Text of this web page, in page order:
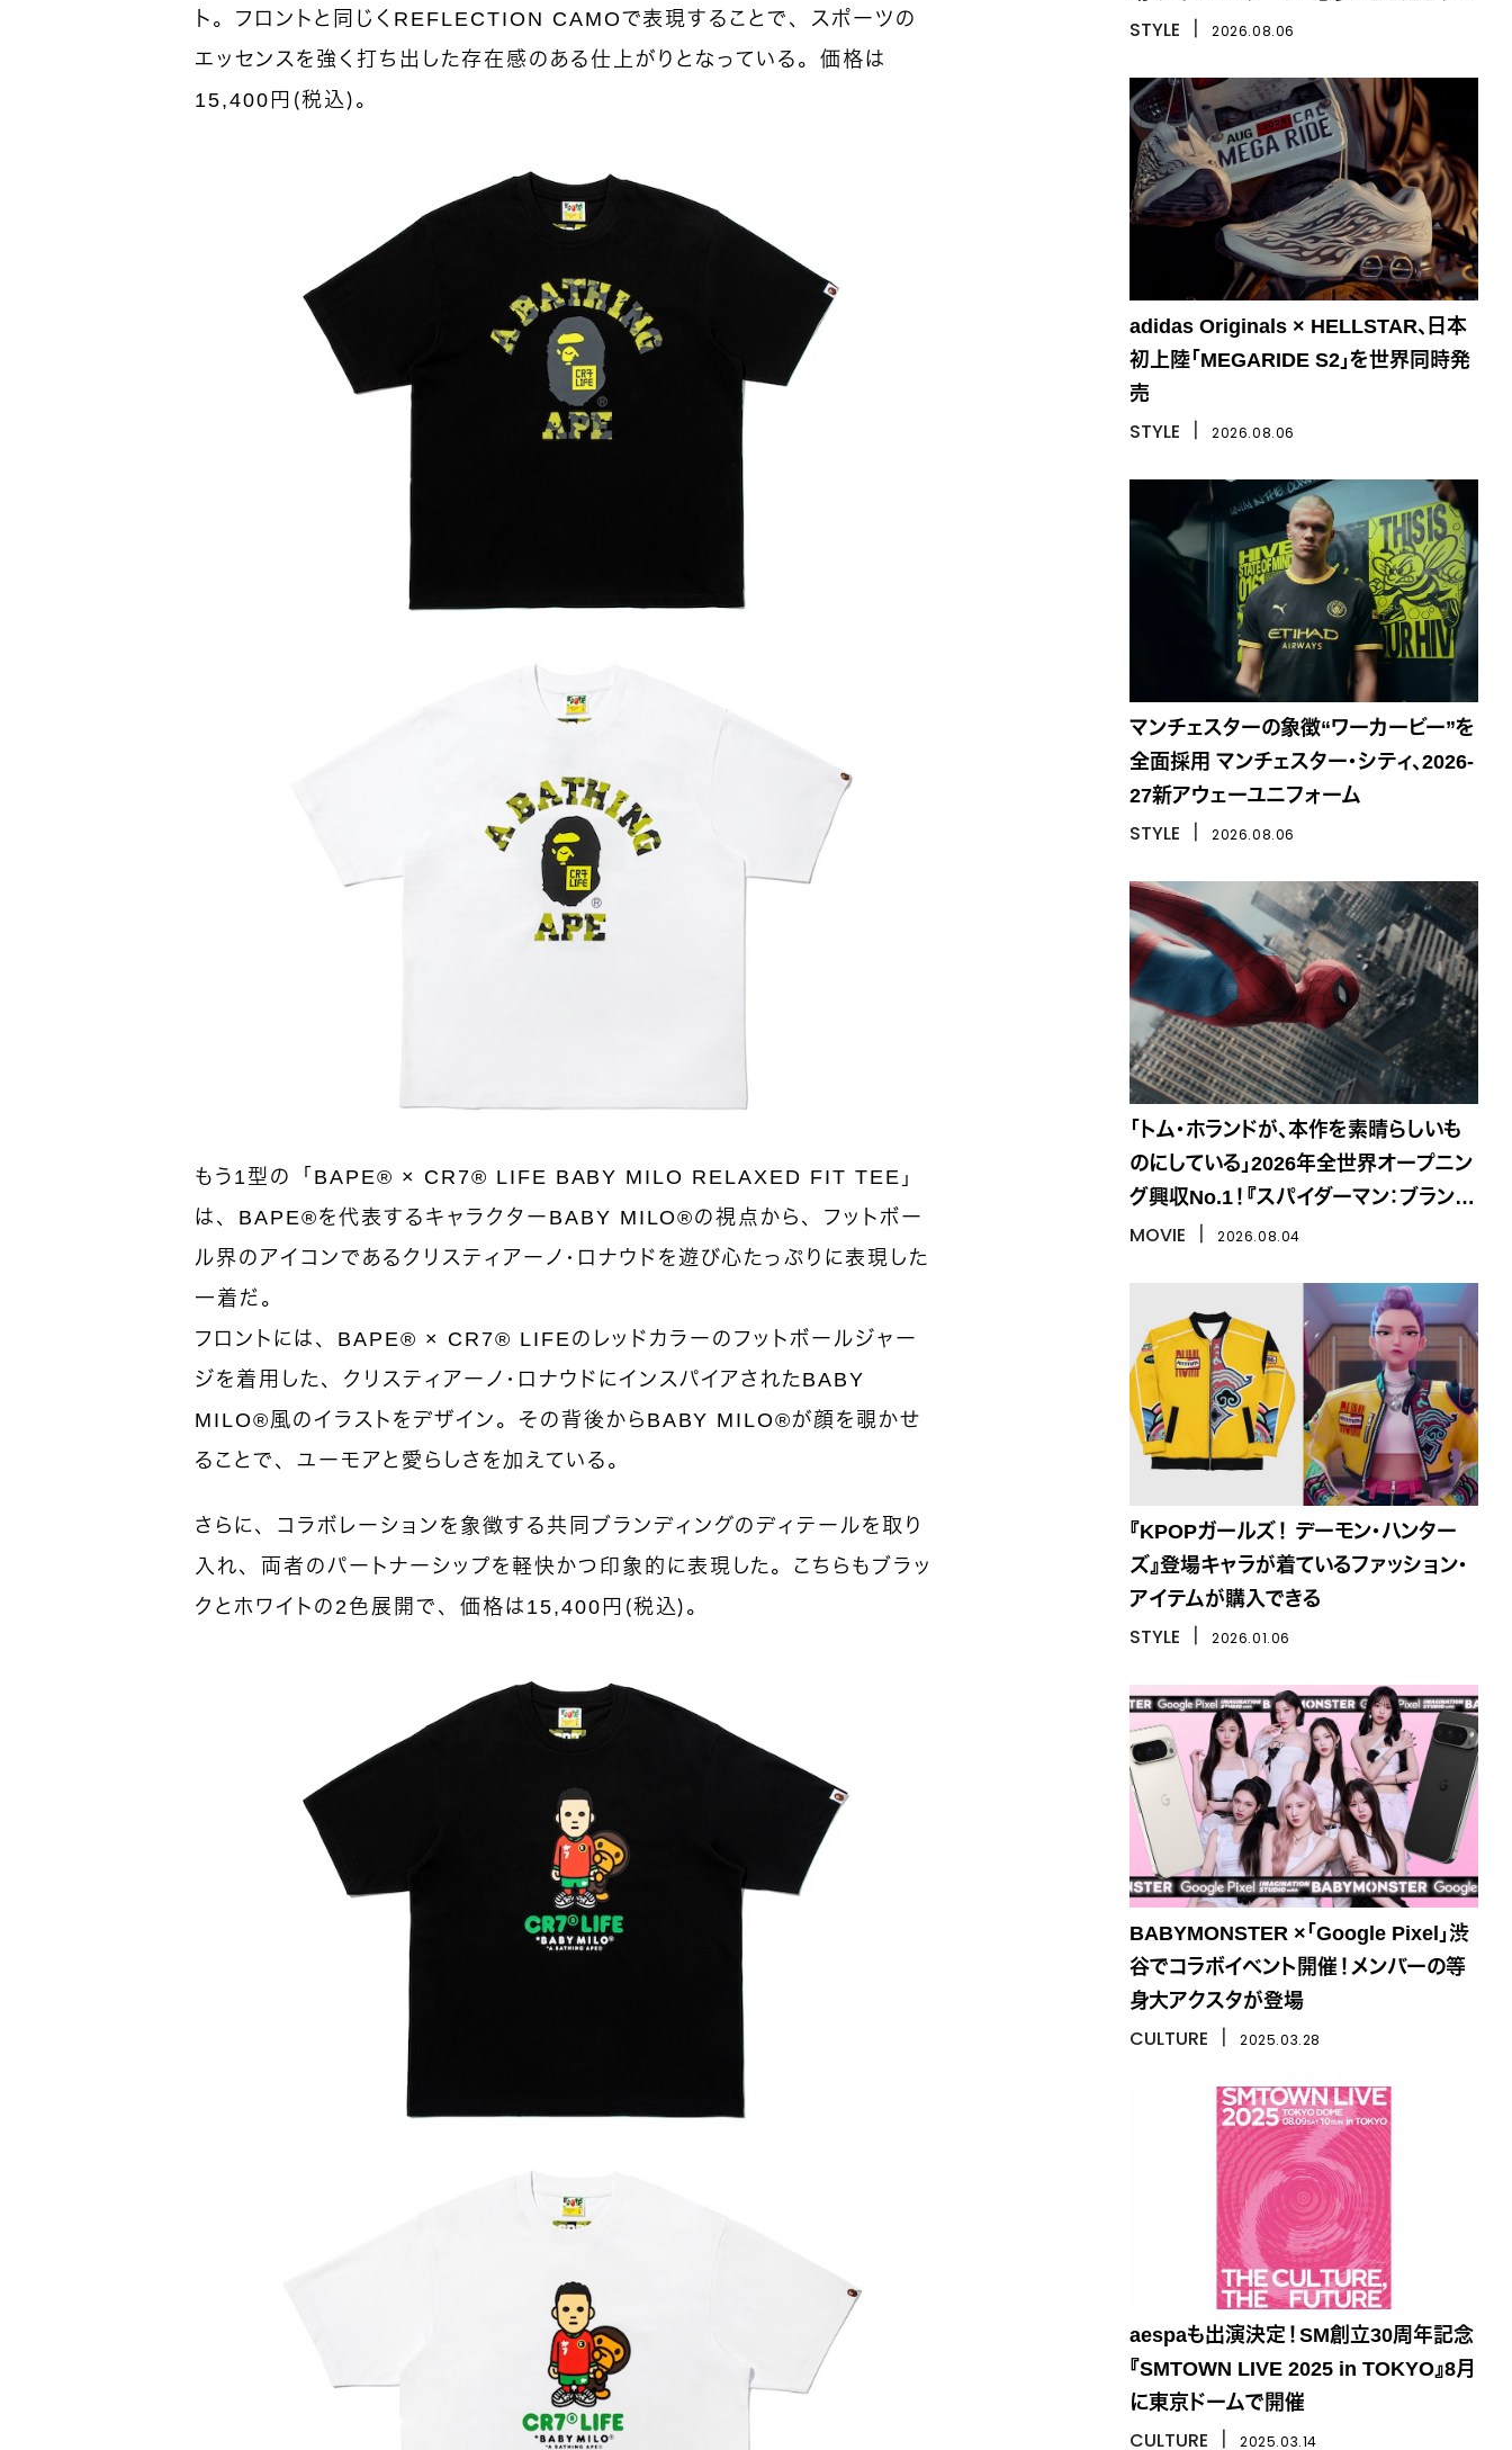
ト。フロントと同じくREFLECTION CAMOで表現することで、スポーツの
エッセンスを強く打ち出した存在感のある仕上がりとなっている。価格は
15,400円（税込）。
もう1型の「BAPE® × CR7® LIFE BABY MILO RELAXED FIT TEE」
は、BAPE®を代表するキャラクターBABY MILO®の視点から、フットボー
ル界のアイコンであるクリスティアーノ・ロナウドを遊び心たっぷりに表現した
一着だ。
フロントには、BAPE® × CR7® LIFEのレッドカラーのフットボールジャー
ジを着用した、クリスティアーノ・ロナウドにインスパイアされたBABY
MILO®風のイラストをデザイン。その背後からBABY MILO®が顔を覗かせ
ることで、ユーモアと愛らしさを加えている。
さらに、コラボレーションを象徴する共同ブランディングのディテールを取り
入れ、両者のパートナーシップを軽快かつ印象的に表現した。こちらもブラッ
クとホワイトの2色展開で、価格は15,400円（税込）。
足
STYLE 2026.08.06
adidas Originals × HELLSTAR、日本
初上陸「MEGARIDE S2」を世界同時発
売
STYLE 2026.08.06
マンチェスターの象徴“ワーカービー”を
全面採用 マンチェスター・シティ、2026-
27新アウェーユニフォーム
STYLE 2026.08.06
「トム・ホランドが、本作を素晴らしいも
のにしている」2026年全世界オープニン
グ興収No.1！『スパイダーマン：ブラン
ド・ニュー・デイ』
MOVIE 2026.08.04
『KPOPガールズ！ デーモン・ハンター
ズ』登場キャラが着ているファッション・
アイテムが購入できる
STYLE 2026.01.06
BABYMONSTER ×「Google Pixel」渋
谷でコラボイベント開催！メンバーの等
身大アクスタが登場
CULTURE 2025.03.28
aespaも出演決定！SM創立30周年記念
『SMTOWN LIVE 2025 in TOKYO』8月
に東京ドームで開催
CULTURE 2025.03.14